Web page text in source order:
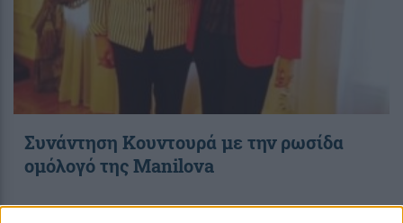
Συνάντηση Κουντουρά με την ρωσίδα
ομόλογό της Manilova